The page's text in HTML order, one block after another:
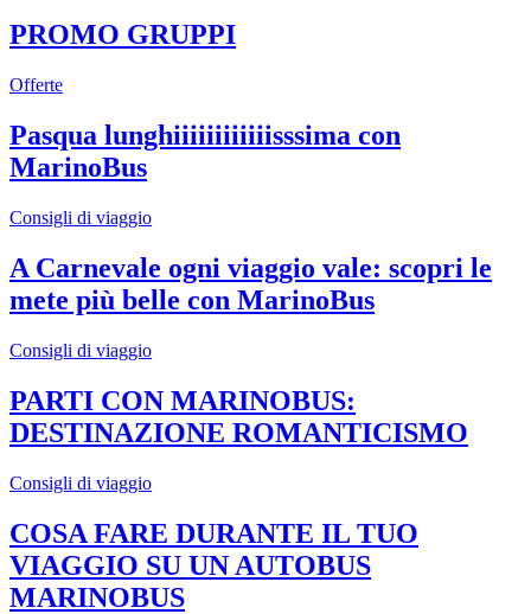
PROMO GRUPPI
Offerte
Pasqua lunghiiiiiiiiiiiisssima con
MarinoBus
Consigli di viaggio
A Carnevale ogni viaggio vale: scopri le
mete più belle con MarinoBus
Consigli di viaggio
PARTI CON MARINOBUS:
DESTINAZIONE ROMANTICISMO
Consigli di viaggio
COSA FARE DURANTE IL TUO
VIAGGIO SU UN AUTOBUS
MARINOBUS